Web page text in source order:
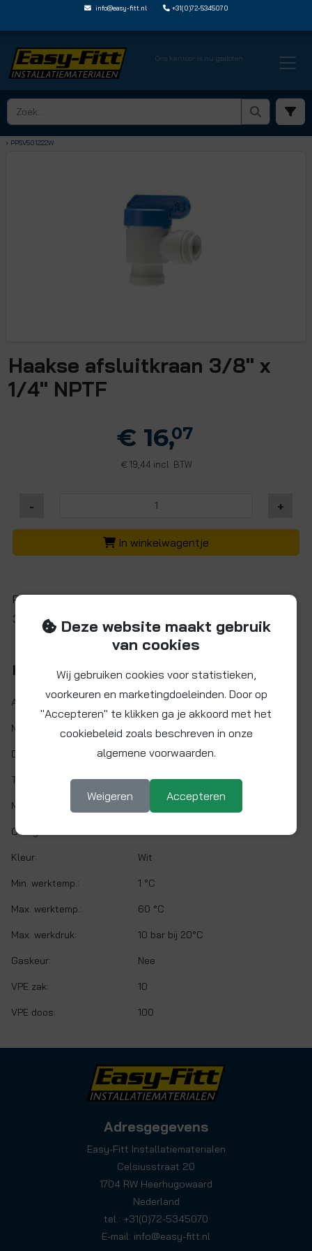
info@easy-fitt.nl +31(0)72-5345070
Ons kantoor is nu gesloten
HOME › KOGELKRANEN › KOGELKRANEN MET JOHN GUEST STEEKVERBINDING
› PPSV501222W
Haakse afsluitkraan 3/8" x
1/4" NPTF
€ 16,07
€19,44 incl. BTW
- +
In winkelwagentje
Polypropyleen haakse afsluiter met JG insteekfitting
3/8" (Ø9,5 mm) x 1/4" NPTF binnendraad.
Kenmerken
Artikelnr.: PPSV501222W
Maat: Ø 3/8" x 1/4" NPTF
Demontabel: Ja
Twist&Lock: Nee
Materiaal: Polypropyleen
O-ring:
Kleur: Wit
Min. werktemp.: 1 °C
Max. werktemp.: 60 °C
Max. werkdruk: 10 bar bij 20°C
Gaskeur: Nee
VPE zak: 10
VPE doos: 100
Adresgegevens
Easy-Fitt Installatiematerialen
Celsiusstraat 20
1704 RW Heerhugowaard
Nederland
tel.: +31(0)72-5345070
E-mail: info@easy-fitt.nl
Deze website maakt gebruik
van cookies
Wij gebruiken cookies voor statistieken,
voorkeuren en marketingdoeleinden. Door op
"Accepteren" te klikken ga je akkoord met het
cookiebeleid zoals beschreven in onze
algemene voorwaarden.
Weigeren Accepteren